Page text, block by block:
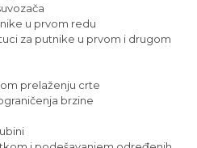
u prvom redu
za putnike u prvom i drugom
prelaženju crte
brzine